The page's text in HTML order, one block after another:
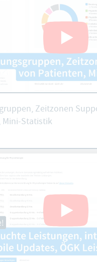
Zeitzonen
Mini-Statistik